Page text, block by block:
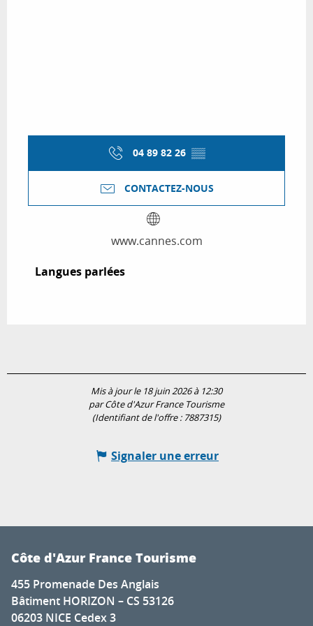
04 89 82 26 ▒▒
CONTACTEZ-NOUS
www.cannes.com
Langues parlées
Langues parlées
Mis à jour le 18 juin 2026 à 12:30
par Côte d'Azur France Tourisme
(Identifiant de l'offre : 7887315)
Signaler une erreur
Côte d'Azur France Tourisme
455 Promenade Des Anglais
Bâtiment HORIZON – CS 53126
06203 NICE Cedex 3